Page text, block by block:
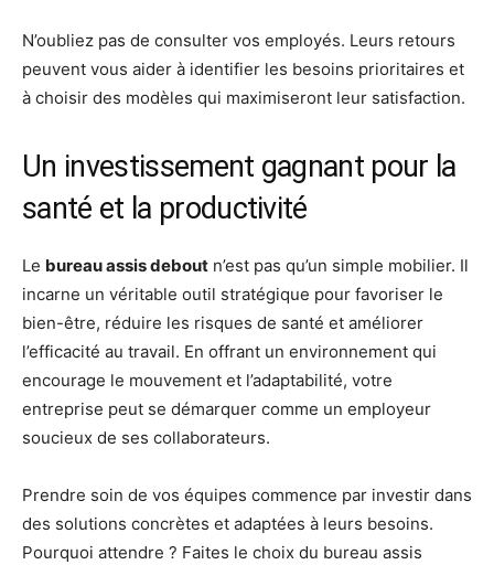
N’oubliez pas de consulter vos employés. Leurs retours
peuvent vous aider à identifier les besoins prioritaires et
à choisir des modèles qui maximiseront leur satisfaction.
Un investissement gagnant pour la
santé et la productivité
Le bureau assis debout n’est pas qu’un simple mobilier. Il
incarne un véritable outil stratégique pour favoriser le
bien-être, réduire les risques de santé et améliorer
l’efficacité au travail. En offrant un environnement qui
encourage le mouvement et l’adaptabilité, votre
entreprise peut se démarquer comme un employeur
soucieux de ses collaborateurs.
Prendre soin de vos équipes commence par investir dans
des solutions concrètes et adaptées à leurs besoins.
Pourquoi attendre ? Faites le choix du bureau assis